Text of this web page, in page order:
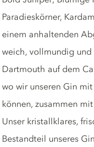
Paradieskörner,
einem anhaltenden
weich, vollmundig
Dartmouth auf dem
wo wir unseren Gin
können, zusammen
Unser kristallklares,
Bestandteil unseres